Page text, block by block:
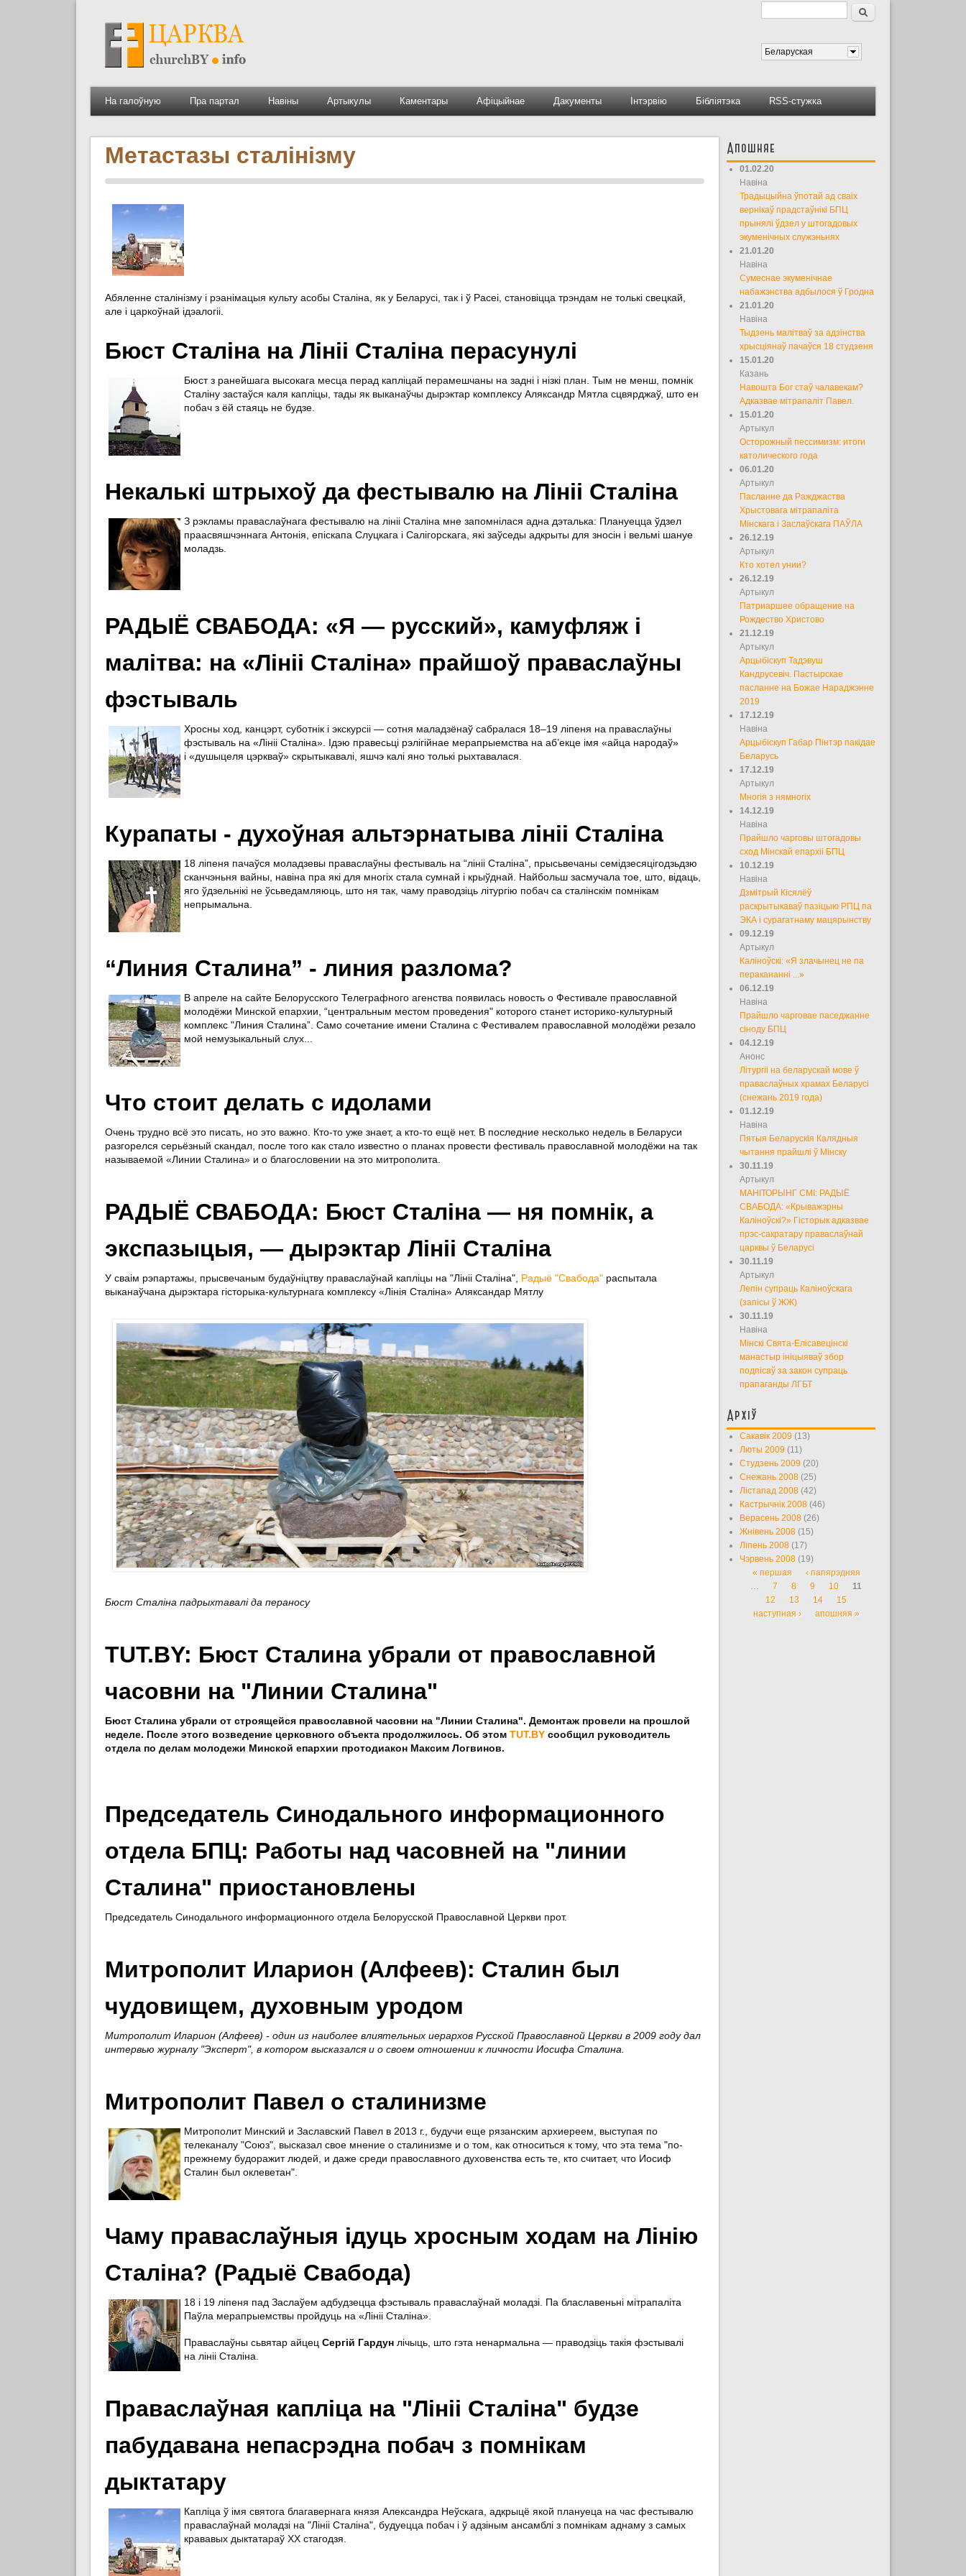
Форма пошуку
Пошук
Беларуская
На галоўную Пра партал Навіны Артыкулы Каментары Афіцыйнае Дакументы Інтэрвію Бібліятэка RSS-стужка
Метастазы сталінізму
Абяленне сталінізму і рэанімацыя культу асобы Сталіна, як у Беларусі, так і ў Расеі, становіцца трэндам не толькі свецкай,
але і царкоўнай ідэалогіі.
Бюст Сталіна на Лініі Сталіна перасунулі
Бюст з ранейшага высокага месца перад капліцай перамешчаны на задні і нізкі план. Тым не менш, помнік
Сталіну застаўся каля капліцы, тады як выканаўчы дырэктар комплексу Аляксандр Мятла сцвярджаў, што ен
побач з ёй стаяць не будзе.
Некалькі штрыхоў да фестывалю на Лініі Сталіна
З рэкламы праваслаўнага фестывалю на лініі Сталіна мне запомнілася адна дэталька: Плануецца ўдзел
праасвяшчэннага Антонія, епіскапа Слуцкага і Салігорскага, які заўседы адкрыты для зносін і вельмі шануе
моладзь.
РАДЫЁ СВАБОДА: «Я — русский», камуфляж і
малітва: на «Лініі Сталіна» прайшоў праваслаўны
фэстываль
Хросны ход, канцэрт, суботнік і экскурсіі — сотня маладзёнаў сабралася 18–19 ліпеня на праваслаўны
фэстываль на «Лініі Сталіна». Ідэю правесьці рэлігійнае мерапрыемства на аб’екце імя «айца народаў»
і «душыцеля цэркваў» скрытыкавалі, яшчэ калі яно толькі рыхтавалася.
Курапаты - духоўная альтэрнатыва лініі Сталіна
18 ліпеня пачаўся моладзевы праваслаўны фестываль на “лініі Сталіна”, прысьвечаны семідзесяцігодзьдзю
сканчэньня вайны, навіна пра які для многіх стала сумнай і крыўднай. Найбольш засмучала тое, што, відаць,
яго ўдзельнікі не ўсьведамляюць, што ня так, чаму праводзіць літургію побач са сталінскім помнікам
непрымальна.
“Линия Сталина” - линия разлома?
В апреле на сайте Белорусского Телеграфного агенства появилась новость о Фестивале православной
молодёжи Минской епархии, “центральным местом проведения" которого станет историко-культурный
комплекс "Линия Сталина”. Само сочетание имени Сталина с Фестивалем православной молодёжи резало
мой немузыкальный слух...
Что стоит делать с идолами
Очень трудно всё это писать, но это важно. Кто-то уже знает, а кто-то ещё нет. В последние несколько недель в Беларуси
разгорелся серьёзный скандал, после того как стало известно о планах провести фестиваль православной молодёжи на так
называемой «Линии Сталина» и о благословении на это митрополита.
РАДЫЁ СВАБОДА: Бюст Сталіна — ня помнік, а
экспазыцыя, — дырэктар Лініі Сталіна
У сваім рэпартажы, прысвечаным будаўніцтву праваслаўнай капліцы на "Лініі Сталіна", Радыё "Свабода" распытала
выканаўчана дырэктара гісторыка-культурнага комплексу «Лінія Сталіна» Аляксандар Мятлу
Бюст Сталіна падрыхтавалі да пераносу
TUT.BY: Бюст Сталина убрали от православной
часовни на "Линии Сталина"
Бюст Сталина убрали от строящейся православной часовни на "Линии Сталина". Демонтаж провели на прошлой
неделе. После этого возведение церковного объекта продолжилось. Об этом TUT.BYсообщил руководитель
отдела по делам молодежи Минской епархии протодиакон Максим Логвинов.
Председатель Синодального информационного
отдела БПЦ: Работы над часовней на "линии
Сталина" приостановлены
Председатель Синодального информационного отдела Белорусской Православной Церкви прот.
Митрополит Иларион (Алфеев): Сталин был
чудовищем, духовным уродом
Митрополит Иларион (Алфеев) - один из наиболее влиятельных иерархов Русской Православной Церкви в 2009 году дал
интервью журналу "Эксперт", в котором высказался и о своем отношении к личности Иосифа Сталина.
Митрополит Павел о сталинизме
Митрополит Минский и Заславский Павел в 2013 г., будучи еще рязанским архиереем, выступая по
телеканалу "Союз", высказал свое мнение о сталинизме и о том, как относиться к тому, что эта тема "по-
прежнему будоражит людей, и даже среди православного духовенства есть те, кто считает, что Иосиф
Сталин был оклеветан".
Чаму праваслаўныя ідуць хросным ходам на Лінію
Сталіна? (Радыё Свабода)
18 і 19 ліпеня пад Заслаўем адбудзецца фэстываль праваслаўнай моладзі. Па блаславеньні мітрапаліта
Паўла мерапрыемствы пройдуць на «Лініі Сталіна».
Праваслаўны сьвятар айцец Сергій Гардунлічыць, што гэта ненармальна — праводзіць такія фэстывалі
на лініі Сталіна.
Праваслаўная капліца на "Лініі Сталіна" будзе
пабудавана непасрэдна побач з помнікам
дыктатару
Капліца ў імя святога благавернага князя Александра Неўскага, адкрыцё якой плануеца на час фестывалю
праваслаўнай моладзі на "Лініі Сталіна", будуецца побач і ў адзіным ансамблі з помнікам аднаму з самых
крававых дыктатараў ХХ стагодзя.
Апошняе
01.02.20
Навіна
Традыцыйна ўпотай ад сваіх
вернікаў прадстаўнікі БПЦ
прынялі ўдзел у штогадовых
экуменічных служэньнях
21.01.20
Навіна
Сумеснае экуменічнае
набажэнства адбылося ў Гродна
21.01.20
Навіна
Тыдзень малітваў за адзінства
хрысціянаў пачаўся 18 студзеня
15.01.20
Казань
Навошта Бог стаў чалавекам?
Адказвае мітрапаліт Павел.
15.01.20
Артыкул
Осторожный пессимизм: итоги
католического года
06.01.20
Артыкул
Пасланне да Ражджаства
Хрыстовага мітрапаліта
Мінскага і Заслаўскага ПАЎЛА
26.12.19
Артыкул
Кто хотел унии?
26.12.19
Артыкул
Патриаршее обращение на
Рождество Христово
21.12.19
Артыкул
Арцыбіскуп Тадэвуш
Кандрусевіч. Пастырскае
пасланне на Божае Нараджэнне
2019
17.12.19
Навіна
Арцыбіскуп Габар Пінтэр пакідае
Беларусь
17.12.19
Артыкул
Многія з нямногіх
14.12.19
Навіна
Прайшло чарговы штогадовы
сход Мінскай епархіі БПЦ
10.12.19
Навіна
Дзмітрый Кісялёў
раскрытыкаваў пазіцыю РПЦ па
ЭКА і сурагатнаму мацярынству
09.12.19
Артыкул
Каліноўскі: «Я злачынец не па
перакананні ...»
06.12.19
Навіна
Прайшло чарговае паседжанне
сіноду БПЦ
04.12.19
Анонс
Літургіі на беларускай мове ў
праваслаўных храмах Беларусі
(снежань 2019 года)
01.12.19
Навіна
Пятыя Беларускія Калядныя
чытання прайшлі ў Мінску
30.11.19
Артыкул
МАНІТОРЫНГ СМІ: РАДЫЁ
СВАБОДА: «Крыважэрны
Каліноўскі?» Гісторык адказвае
прэс-сакратару праваслаўнай
царквы ў Беларусі
30.11.19
Артыкул
Лепін супраць Каліноўскага
(запісы ў ЖЖ)
30.11.19
Навіна
Мінскі Свята-Елісавецінскі
манастыр ініцыяваў збор
подпісаў за закон супраць
прапаганды ЛГБТ
Архіў
Сакавік 2009 (13)
Люты 2009 (11)
Студзень 2009 (20)
Снежань 2008 (25)
Лістапад 2008 (42)
Кастрычнік 2008 (46)
Верасень 2008 (26)
Жнівень 2008 (15)
Ліпень 2008 (17)
Чэрвень 2008 (19)
Старонкі
« першая
‹ папярэдняя
…
7 8 9 10
11
12
13 14
15
наступная ›
апошняя »